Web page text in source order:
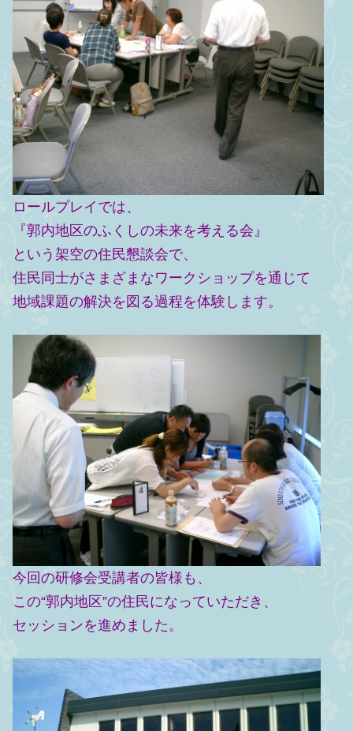
ロールプレイでは、
『郭内地区のふくしの未来を考える会』
という架空の住民懇談会で、
住民同士がさまざまなワークショップを通じて
地域課題の解決を図る過程を体験します。
今回の研修会受講者の皆様も、
この“郭内地区”の住民になっていただき、
セッションを進めました。